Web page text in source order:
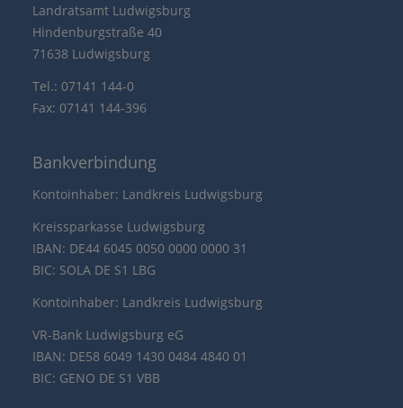
Landratsamt Ludwigsburg
Hindenburgstraße 40
71638 Ludwigsburg
Tel.: 07141 144-0
Fax: 07141 144-396
Bankverbindung
Kontoinhaber: Landkreis Ludwigsburg
Kreissparkasse Ludwigsburg
IBAN: DE44 6045 0050 0000 0000 31
BIC: SOLA DE S1 LBG
Kontoinhaber: Landkreis Ludwigsburg
VR-Bank Ludwigsburg eG
IBAN: DE58 6049 1430 0484 4840 01
BIC: GENO DE S1 VBB